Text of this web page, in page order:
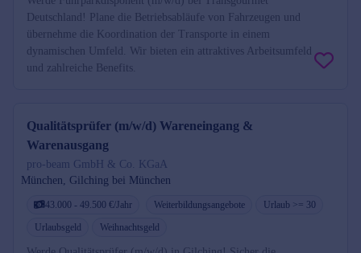
Deutschland! Plane die Betriebsabläufe von Fahrzeugen und
übernehme die Koordination der Transporte in einem
dynamischen Umfeld. Wir bieten ein attraktives Arbeitsumfeld
und zahlreiche Benefits.
Qualitätsprüfer (m/w/d) Wareneingang &
Warenausgang
pro-beam GmbH & Co. KGaA
München, Gilching bei München
43.000 - 49.500 €/Jahr Weiterbildungsangebote
Urlaub >= 30
Urlaubsgeld
Weihnachtsgeld